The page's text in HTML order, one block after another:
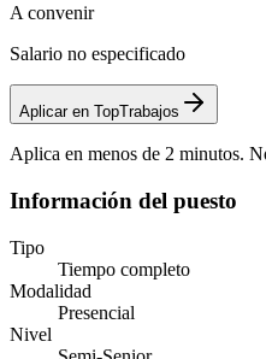
A convenir
Salario no especificado
Aplicar en TopTrabajos
Aplica en menos de 2 minutos.
Información del puesto
Tipo
Tiempo completo
Modalidad
Presencial
Nivel